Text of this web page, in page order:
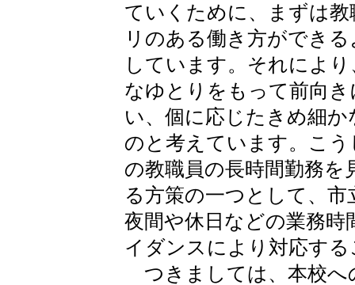
ていくために、まずは
リのある働き方ができ
しています。それによ
なゆとりをもって前向
い、個に応じたきめ細
のと考えています。こ
の教職員の長時間勤務を
る方策の一つとして、
夜間や休日などの業務
イダンスにより対応す
つきましては、本校へ